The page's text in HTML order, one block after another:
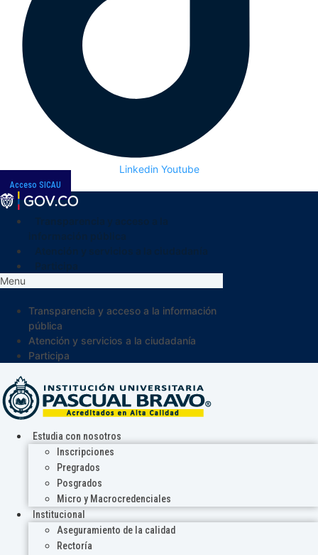
Linkedin Youtube
Acceso SICAU
Menu
Transparencia y acceso a la información
pública
Atención y servicios a la ciudadanía
Participa
Estudia con nosotros
Inscripciones
Pregrados
Posgrados
Micro y Macrocredenciales
Institucional
Aseguramiento de la calidad
Rectoría